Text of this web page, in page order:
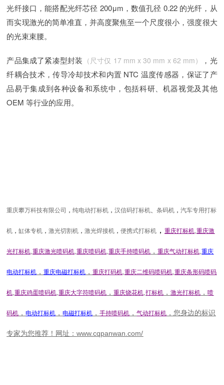
光纤接口，能搭配光纤芯径 200μm，数值孔径 0.22 的光纤，从
而实现激光的简单准直，并高度聚焦至一个尺度很小，强度很大
的光束束腰。
产品集成了紧凑型封装 （尺寸仅 17 mm x 30 mm x 62 mm）
，光
纤耦合技术，传导冷却技术和内置 NTC 温度传感器，保证了产
品易于集成到各种设备和系统中，包括科研、机器视觉及其他
OEM 等行业的应用。
重庆攀万科技有限公司 ，纯电动打标机 ，汉信码打标机、条码机 ，汽车专用打标
机 ，缸体专机 ，激光切割机 ，激光焊接机 ，便携式打标机 ，重庆打标机,重庆激
光打标机,重庆激光喷码机,重庆喷码机,重庆手持喷码机 ，重庆气动打标机,重庆
电动打标机 ，重庆电磁打标机 ，重庆打码机,重庆二维码喷码机,重庆条形码喷码
机,重庆鸡蛋喷码机,重庆大字符喷码机 ，重庆烧花机,打标机 ，激光打标机 ，喷
码机 ，电动打标机 ，电磁打标机 ，手持喷码机 ，气动打标机 ，您身边的标识
专家为您推荐！网址：www.cqpanwan.com/